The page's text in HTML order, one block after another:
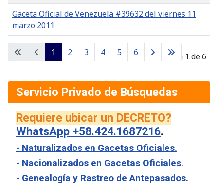
Gacetas
Gaceta Oficial de Venezuela #39632 del viernes 11
marzo 2011
Página 1 de 6
1 2 3 4 5 6
Servicio Privado de Búsquedas
Requiere ubicar un DECRETO?
WhatsApp +58.424.1687216.
- Naturalizados en Gacetas Oficiales.
- Nacionalizados en Gacetas Oficiales.
- Genealogía y Rastreo de Antepasados.